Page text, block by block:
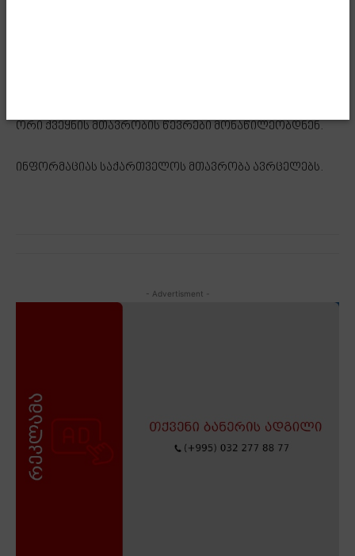
ორი ქვეყნის მთავრობის წევრები მონაწილეობდნენ.
ინფორმაციას საქართველოს მთავრობა ავრცელებს.
- Advertisment -